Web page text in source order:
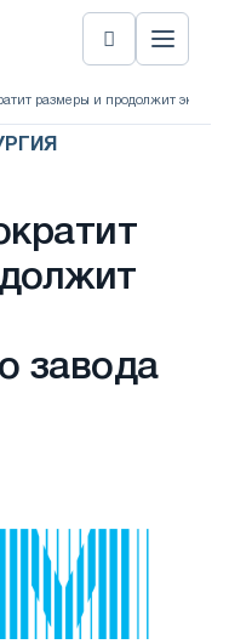
размеры и продолжит
завода